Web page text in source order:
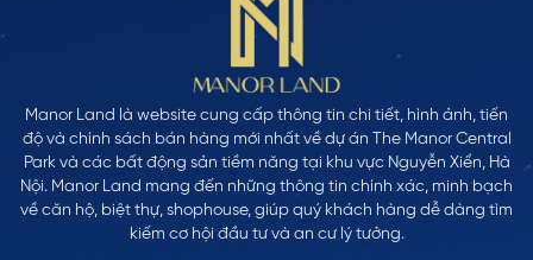
Manor Land là website cung cấp thông tin chi tiết, hình ảnh, tiến
độ và chính sách bán hàng mới nhất về dự án The Manor Central
Park và các bất động sản tiềm năng tại khu vực Nguyễn Xiển, Hà
Nội. Manor Land mang đến những thông tin chính xác, minh bạch
về căn hộ, biệt thự, shophouse, giúp quý khách hàng dễ dàng tìm
kiếm cơ hội đầu tư và an cư lý tưởng.